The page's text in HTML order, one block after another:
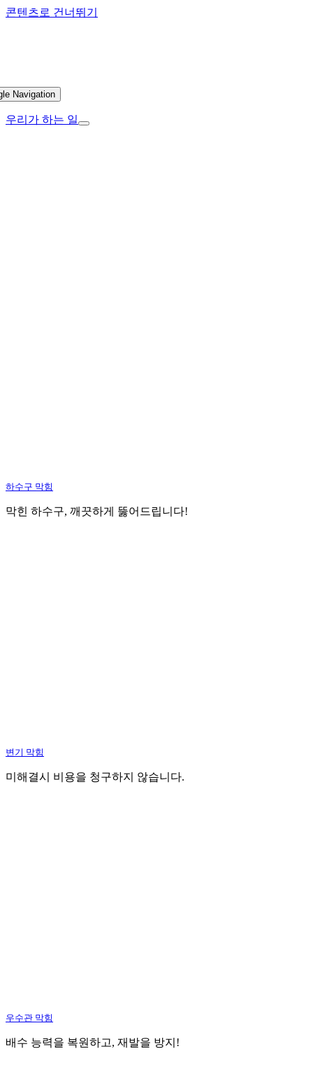
콘텐츠로 건너뛰기
Navigation
우리가 하는 일
하수구 막힘
막힌 하수구, 깨끗하게 뚫어드립니다!
변기 막힘
미해결시 비용을 청구하지 않습니다.
우수관 막힘
배수 능력을 복원하고, 재발을 방지!